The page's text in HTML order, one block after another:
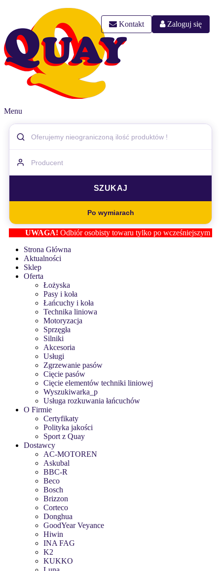
Kontakt Zaloguj się
Menu
Po wymiarach
UWAGA!Odbiór osobisty towaru tylko po wcześniejszym
Strona Główna
Aktualności
Sklep
Oferta
Łożyska
Pasy i koła
Łańcuchy i koła
Technika liniowa
Motoryzacja
Sprzęgła
Silniki
Akcesoria
Usługi
Zgrzewanie pasów
Cięcie pasów
Cięcie elementów techniki liniowej
Wyszukiwarka_p
Usługa rozkuwania łańcuchów
O Firmie
Certyfikaty
Polityka jakości
Sport z Quay
Dostawcy
AC-MOTOREN
Askubal
BBC-R
Beco
Bosch
Brizzon
Corteco
Donghua
GoodYear Veyance
Hiwin
INA FAG
K2
KUKKO